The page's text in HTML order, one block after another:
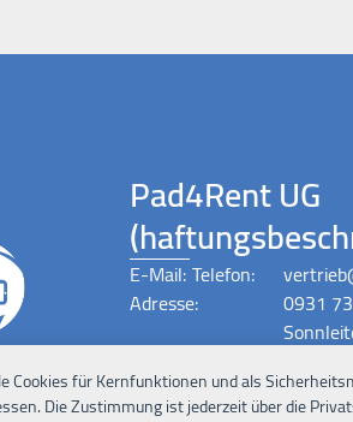
Cookies für Kernfunktionen und als
Die Zustimmung ist jederzeit über die
Pad4Rent UG
E-Mail:Telefon:
0931
Adresse: